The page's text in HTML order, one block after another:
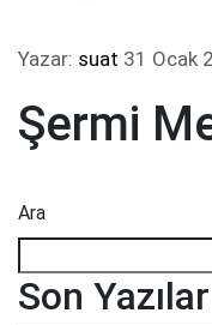
Yazar: suat 31 Ocak
Şermi
Ara
Son Yazılar